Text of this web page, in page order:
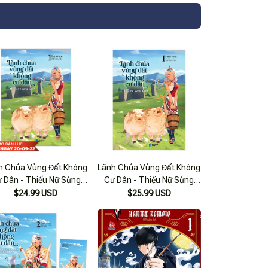
Chúa Vùng Đất Không
Dân - Thiếu Nữ Sừng
- Tập 1 - Tặng Kèm
$24.99 USD
Lãnh Chúa Vùng Đất Không
Cư Dân - Thiếu Nữ Sừng
Xanh - Tập 1 - Bản Đặc Biệt
$25.99 USD